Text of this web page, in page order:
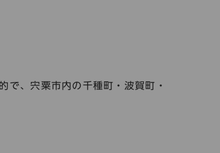
で、宍粟市内の千種町・波賀町・